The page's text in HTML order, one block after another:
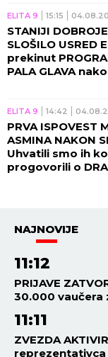
ELITA 9 15:15
STANIJI
SLOŠILO USRED
prekinut
PALA GLAVA
ELITA 9 14:42
PRVA ISPOVEST
ASMINA NAKON
Uhvatili smo ih
progovorili o
NAJNOVIJE
11:12
PRIJAVE
30.000 vaučera
11:11
ZVEZDA
reprezentativca